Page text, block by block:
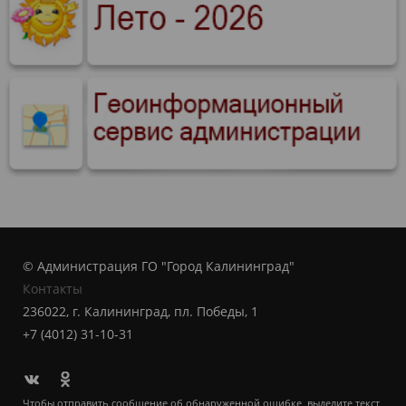
© Администрация ГО "Город Калининград"
Контакты
236022, г. Калининград, пл. Победы, 1
+7 (4012) 31-10-31
Чтобы отправить сообщение об обнаруженной ошибке, выделите текст